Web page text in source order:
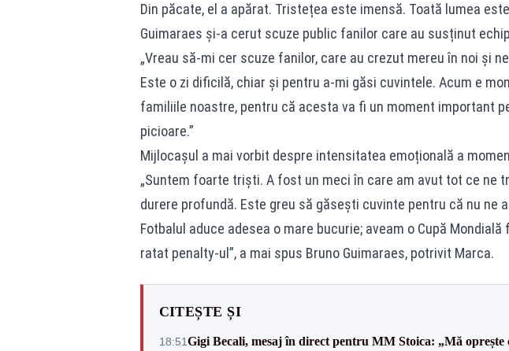
Din păcate, el a apărat. Tristețea este imensă. Toată lumea
Guimaraes și-a cerut scuze public fanilor care au susținut
„Vreau să-mi cer scuze fanilor, care au crezut mereu în noi și
Este o zi dificilă, chiar și pentru a-mi găsi cuvintele. Acum e
familiile noastre, pentru că acesta va fi un moment important
picioare.”
Mijlocașul a mai vorbit despre intensitatea emoțională a
„Suntem foarte triști. A fost un meci în care am avut tot ce ne
durere profundă. Este greu să găsești cuvinte pentru că nu ne
Fotbalul aduce adesea o mare bucurie; aveam o Cupă
ratat penalty-ul”, a mai spus Bruno Guimaraes, potrivit Marca.
CITEȘTE ȘI
18:51Gigi Becali, mesaj în direct pentru MM Stoica: „Mă oprește